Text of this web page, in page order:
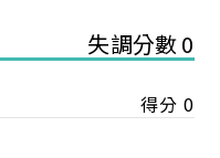
失調分數 0
得分 0